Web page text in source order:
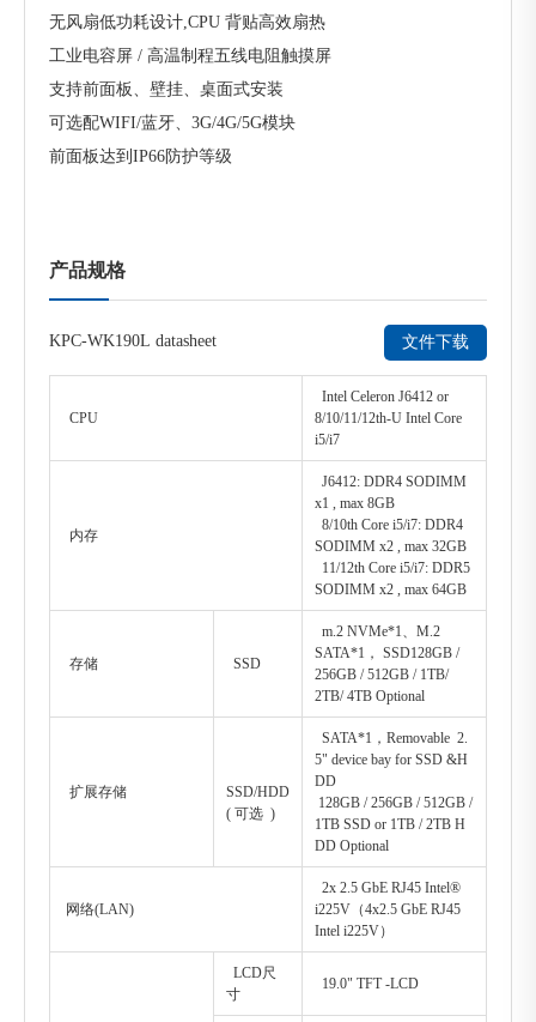
无风扇低功耗设计,CPU 背贴高效扇热
工业电容屏 / 高温制程五线电阻触摸屏
支持前面板、壁挂、桌面式安装
可选配WIFI/蓝牙、3G/4G/5G模块
前面板达到IP66防护等级
产品规格
KPC-WK190L datasheet 文件下载
CPU
Intel Celeron J6412 or
8/10/11/12th-U Intel Core
i5/i7
内存
J6412: DDR4 SODIMM
x1 , max 8GB
8/10th Core i5/i7: DDR4
SODIMM x2 , max 32GB
11/12th Core i5/i7: DDR5
SODIMM x2 , max 64GB
存储 SSD
m.2 NVMe*1、M.2
SATA*1， SSD128GB /
256GB / 512GB / 1TB/
2TB/ 4TB Optional
扩展存储
SSD/HDD
( 可选 )
SATA*1，Removable 2.
5" device bay for SSD &H
DD
128GB / 256GB / 512GB /
1TB SSD or 1TB / 2TB H
DD Optional
网络(LAN)
2x 2.5 GbE RJ45 Intel®
i225V（4x2.5 GbE RJ45
Intel i225V）
LCD尺
寸
19.0" TFT -LCD